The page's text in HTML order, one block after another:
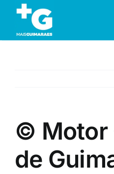
content
Desporto
Opinião
© Motor
de